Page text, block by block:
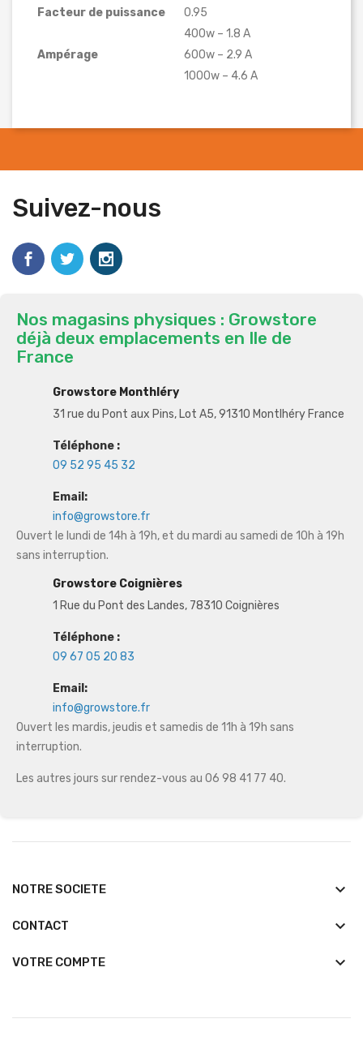
Facteur de puissance
0.95
Ampérage
400w – 1.8 A
600w – 2.9 A
1000w – 4.6 A
Suivez-nous
Nos magasins physiques : Growstore
déjà deux emplacements en Ile de
France
Growstore Monthléry
31 rue du Pont aux Pins, Lot A5, 91310 Montlhéry France
Téléphone :
09 52 95 45 32
Email:
info@growstore.fr
Ouvert le lundi de 14h à 19h, et du mardi au samedi de 10h à 19h
sans interruption.
Growstore Coignières
1 Rue du Pont des Landes, 78310 Coignières
Téléphone :
09 67 05 20 83
Email:
info@growstore.fr
Ouvert les mardis, jeudis et samedis de 11h à 19h sans
interruption.
Les autres jours sur rendez-vous au 06 98 41 77 40.
NOTRE SOCIETE keyboard_arrow_down
CONTACT keyboard_arrow_down
VOTRE COMPTE 